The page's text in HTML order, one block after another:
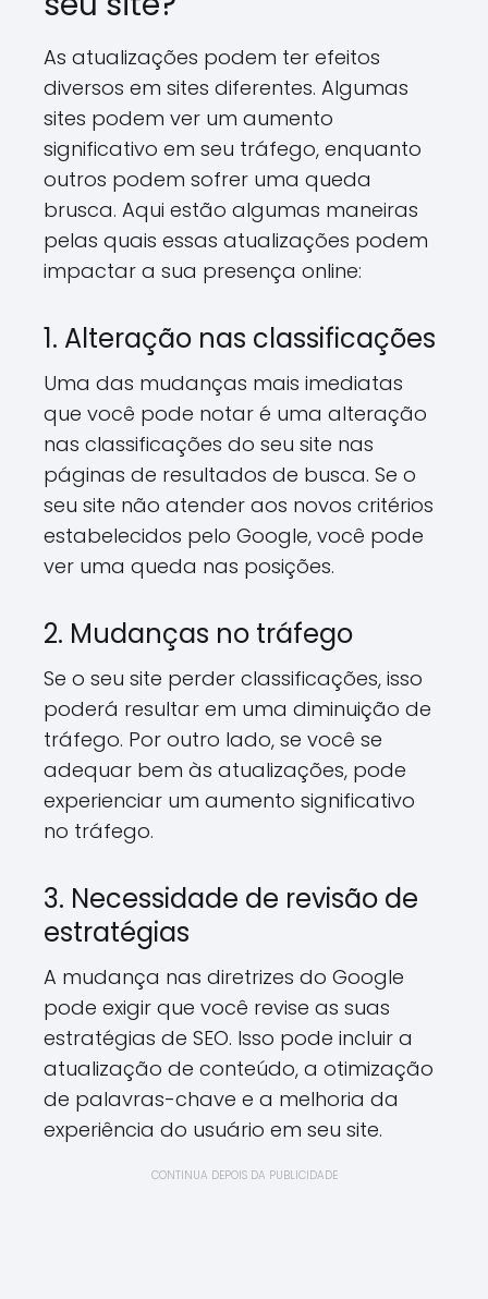
As atualizações podem ter efeitos
diversos em sites diferentes. Algumas
sites podem ver um aumento
significativo em seu tráfego, enquanto
outros podem sofrer uma queda
brusca. Aqui estão algumas maneiras
pelas quais essas atualizações podem
impactar a sua presença online:
1. Alteração nas classificações
Uma das mudanças mais imediatas
que você pode notar é uma alteração
nas classificações do seu site nas
páginas de resultados de busca. Se o
seu site não atender aos novos critérios
estabelecidos pelo Google, você pode
ver uma queda nas posições.
2. Mudanças no tráfego
Se o seu site perder classificações, isso
poderá resultar em uma diminuição de
tráfego. Por outro lado, se você se
adequar bem às atualizações, pode
experienciar um aumento significativo
no tráfego.
3. Necessidade de revisão de
estratégias
A mudança nas diretrizes do Google
pode exigir que você revise as suas
estratégias de SEO. Isso pode incluir a
atualização de conteúdo, a otimização
de palavras-chave e a melhoria da
experiência do usuário em seu site.
CONTINUA DEPOIS DA PUBLICIDADE